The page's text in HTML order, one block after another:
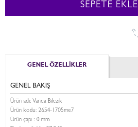
SEPETE EKLE
GENEL ÖZELLİKLER
GENEL BAKIŞ
Ürün adı: Vanea Bilezik
Ürün kodu: 2654-1705me7
Ürün çapı : 0 mm